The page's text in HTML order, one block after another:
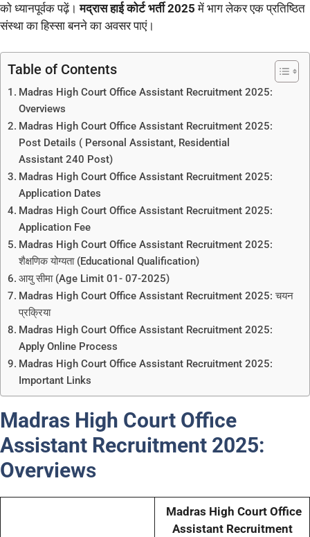
को ध्यानपूर्वक पढ़ें।मद्रास हाई कोर्ट भर्ती 2025 में भाग लेकर एक प्रतिष्ठित
संस्था का हिस्सा बनने का अवसर पाएं।
Table of Contents
Madras High Court Office Assistant Recruitment 2025:
Overviews
Madras High Court Office Assistant Recruitment 2025:
Post Details ( Personal Assistant, Residential
Assistant 240 Post)
Madras High Court Office Assistant Recruitment 2025:
Application Dates
Madras High Court Office Assistant Recruitment 2025:
Application Fee
Madras High Court Office Assistant Recruitment 2025:
शैक्षणिक योग्यता (Educational Qualification)
आयु सीमा (Age Limit 01- 07-2025)
Madras High Court Office Assistant Recruitment 2025: चयन
प्रक्रिया
Madras High Court Office Assistant Recruitment 2025:
Apply Online Process
Madras High Court Office Assistant Recruitment 2025:
Important Links
Madras High Court Office
Assistant Recruitment 2025:
Overviews
Madras High Court Office
Assistant Recruitment